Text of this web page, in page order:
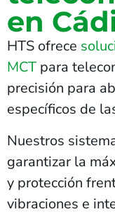
en
HTS ofrece
MCT para
precisión para
específicos de
Nuestros
garantizar la
y protección
vibraciones e